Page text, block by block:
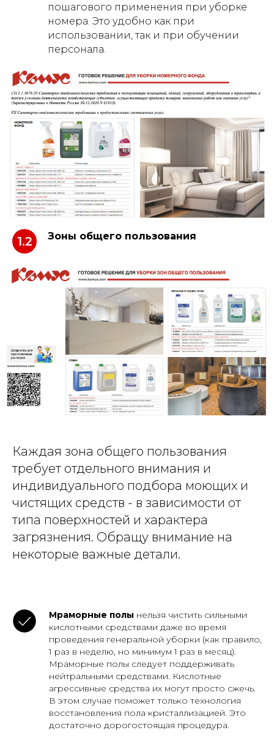
пошагового применения при уборке
номера. Это удобно как при
использовании, так и при обучении
персонала.
1.2 Зоны общего пользования
Каждая зона общего пользования
требует отдельного внимания и
индивидуального подбора моющих и
чистящих средств - в зависимости от
типа поверхностей и характера
загрязнения. Обращу внимание на
некоторые важные детали.
Мраморные полы нельзя чистить сильными
кислотными средствами даже во время
проведения генеральной уборки (как правило,
1 раз в неделю, но минимум 1 раз в месяц).
Мраморные полы следует поддерживать
нейтральными средствами. Кислотные
агрессивные средства их могут просто сжечь.
В этом случае поможет только технология
восстановления пола кристаллизацией. Это
достаточно дорогостоящая процедура.